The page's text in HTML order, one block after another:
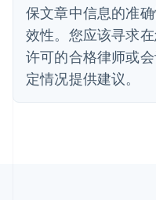
保文章中信息的准
效性。您应该寻求
许可的合格律师或
定情况提供建议。
德国
DeutschEnglish
法国
FrançaisEnglish
芬兰
EnglishSvenska